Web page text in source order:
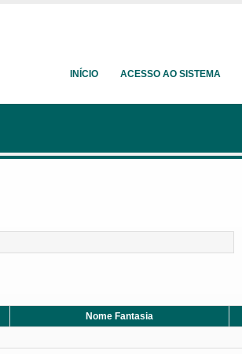
INÍCIO ACESSO AO SISTEMA
Nome Fantasia